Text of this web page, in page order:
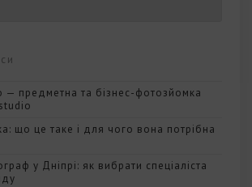
— предметна та бізнес-фотозйомка
що це таке і для чого вона потрібна
у Дніпрі: як вибрати спеціаліста